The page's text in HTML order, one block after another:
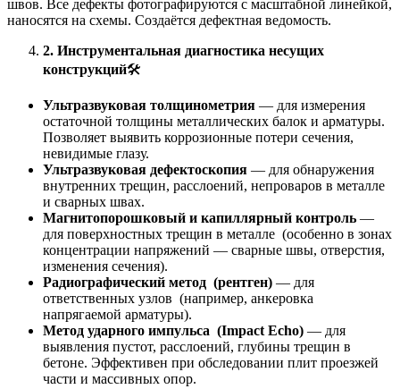
швов. Все дефекты фотографируются с масштабной линейкой,
наносятся на схемы. Создаётся дефектная ведомость.
2. Инструментальная диагностика несущих
конструкций🛠️
Ультразвуковая толщинометрия — для измерения
остаточной толщины металлических балок и арматуры.
Позволяет выявить коррозионные потери сечения,
невидимые глазу.
Ультразвуковая дефектоскопия — для обнаружения
внутренних трещин, расслоений, непроваров в металле
и сварных швах.
Магнитопорошковый и капиллярный контроль —
для поверхностных трещин в металле (особенно в зонах
концентрации напряжений — сварные швы, отверстия,
изменения сечения).
Радиографический метод (рентген) — для
ответственных узлов (например, анкеровка
напрягаемой арматуры).
Метод ударного импульса (Impact Echo) — для
выявления пустот, расслоений, глубины трещин в
бетоне. Эффективен при обследовании плит проезжей
части и массивных опор.